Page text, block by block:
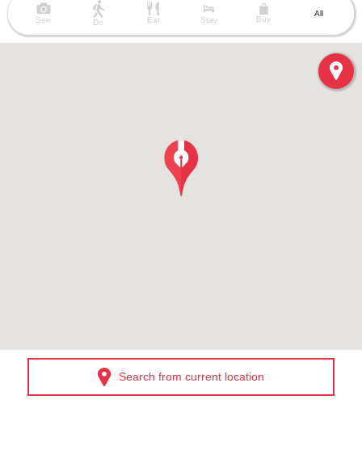
See Do Eat Stay Buy
All
Search from current location